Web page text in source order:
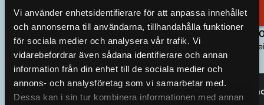
Vi använder enhetsidentifierare för att anpassa innehållet
och annonserna till användarna, tillhandahålla funktioner
för sociala medier och analysera vår trafik. Vi
vidarebefordrar även sådana identifierare och annan
information från din enhet till de sociala medier och
annons- och analysföretag som vi samarbetar med.
Dessa kan i sin tur kombinera informationen med annan
System 3000N
Adjustable height 30 – 180 mm, exkl. floor
covering.
System
Adjustable
covering.
Read
samples